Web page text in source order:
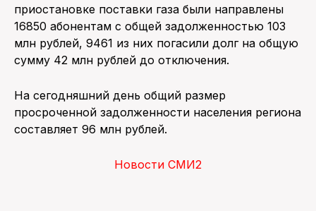
приостановке поставки газа были направлены
16850 абонентам с общей задолженностью 103
млн рублей, 9461 из них погасили долг на общую
сумму 42 млн рублей до отключения.
На сегодняшний день общий размер
просроченной задолженности населения региона
составляет 96 млн рублей.
Новости СМИ2